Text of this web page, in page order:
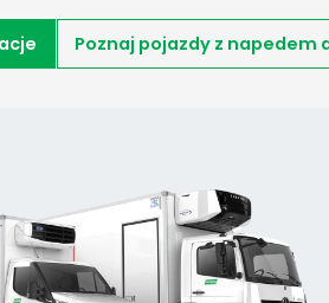
Poznaj pojazdy z